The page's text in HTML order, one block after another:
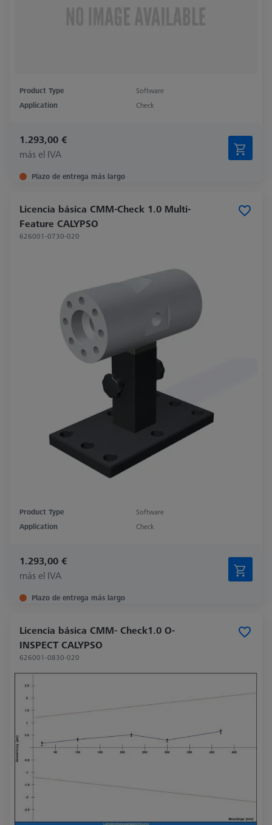
Product Type
Software
Application
Check
1.293,00 €
más el IVA
Plazo de entrega más largo
Licencia básica CMM-Check 1.0 Multi-
Feature CALYPSO
626001-0730-020
Product Type
Software
Application
Check
1.293,00 €
más el IVA
Plazo de entrega más largo
Licencia básica CMM- Check1.0 O-
INSPECT CALYPSO
626001-0830-020